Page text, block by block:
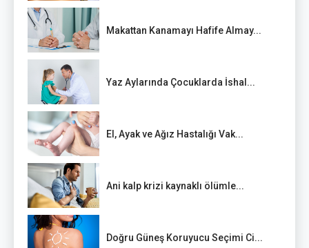
Makattan Kanamayı Hafife Almay...
Yaz Aylarında Çocuklarda İshal...
El, Ayak ve Ağız Hastalığı Vak...
Ani kalp krizi kaynaklı ölümle...
Doğru Güneş Koruyucu Seçimi Ci...